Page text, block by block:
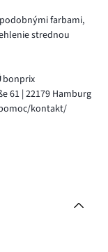
farbami,
strednou
bonprix
61 | 22179 Hamburg
kontakt/